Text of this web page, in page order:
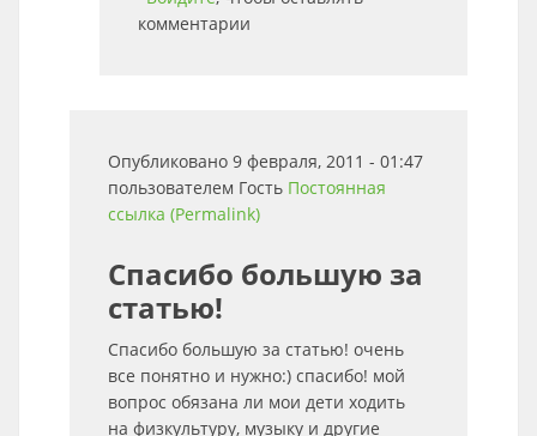
комментарии
Опубликовано 9 февраля, 2011 - 01:47
пользователем Гость Постоянная
ссылка (Permalink)
Спасибо большую за
статью!
Спасибо большую за статью! очень
все понятно и нужно:) спасибо! мой
вопрос обязана ли мои дети ходить
на физкультуру, музыку и другие